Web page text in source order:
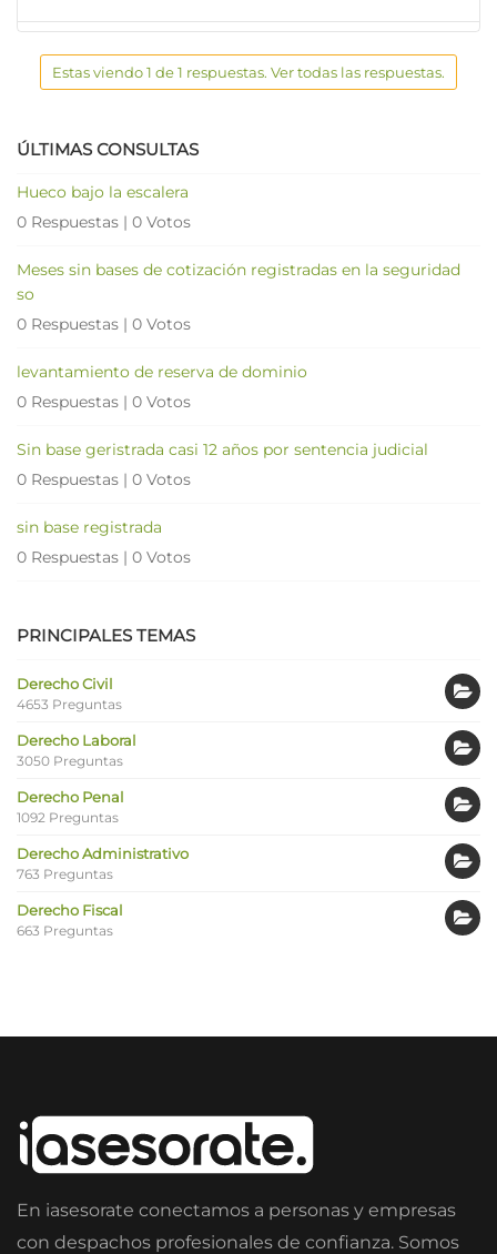
Estas viendo 1 de 1 respuestas. Ver todas las respuestas.
ÚLTIMAS CONSULTAS
Hueco bajo la escalera
0 Respuestas | 0 Votos
Meses sin bases de cotización registradas en la seguridad
so
0 Respuestas | 0 Votos
levantamiento de reserva de dominio
0 Respuestas | 0 Votos
Sin base geristrada casi 12 años por sentencia judicial
0 Respuestas | 0 Votos
sin base registrada
0 Respuestas | 0 Votos
PRINCIPALES TEMAS
Derecho Civil
4653 Preguntas
Derecho Laboral
3050 Preguntas
Derecho Penal
1092 Preguntas
Derecho Administrativo
763 Preguntas
Derecho Fiscal
663 Preguntas
En iasesorate conectamos a personas y empresas
con despachos profesionales de confianza. Somos